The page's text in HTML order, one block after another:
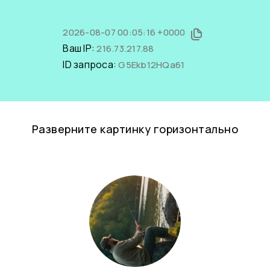
2026-08-07 00:05:16 +0000
Ваш IP:216.73.217.88
ID запроса:G5Ekb12HQa61
Разверните картинку горизонтально